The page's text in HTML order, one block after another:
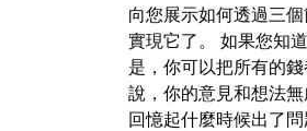
向您展示如何透過三
實現它了。 如果您知
是，你可以把所有的
說，你的意見和想法
回憶起什麼時候出了